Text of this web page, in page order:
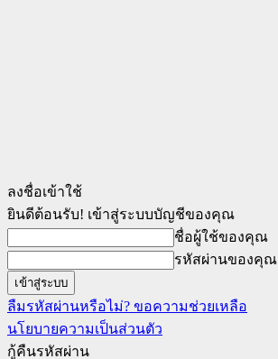
ลงชื่อเข้าใช้
ยินดีต้อนรับ! เข้าสู่ระบบบัญชีของคุณ
ชื่อผู้ใช้ของคุณ
รหัสผ่านของคุณ
ลืมรหัสผ่านหรือไม่? ขอความช่วยเหลือ
นโยบายความเป็นส่วนตัว
กู้คืนรหัสผ่าน